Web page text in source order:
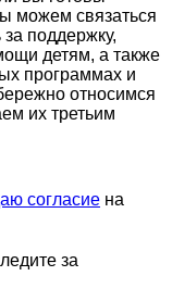
можем связаться
поддержку,
детям, а также
программах и
относимся
их третьим
согласие на
за